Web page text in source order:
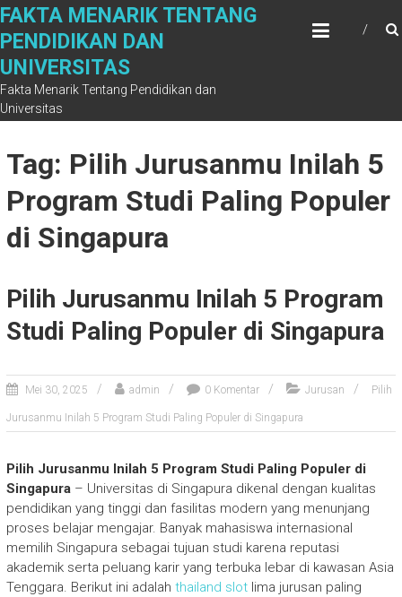
Skip
content
FAKTA MENARIK TENTANG
PENDIDIKAN DAN
UNIVERSITAS
Fakta Menarik Tentang Pendidikan dan
Universitas
Tag: Pilih Jurusanmu Inilah 5
Program Studi Paling Populer
di Singapura
Pilih Jurusanmu Inilah 5 Program
Studi Paling Populer di Singapura
Mei 30, 2025 admin 0 Komentar Jurusan Pilih
Jurusanmu Inilah 5 Program Studi Paling Populer di Singapura
Pilih Jurusanmu Inilah 5 Program Studi Paling Populer di
Singapura– Universitas di Singapura dikenal dengan kualitas
pendidikan yang tinggi dan fasilitas modern yang menunjang
proses belajar mengajar. Banyak mahasiswa internasional
memilih Singapura sebagai tujuan studi karena reputasi
akademik serta peluang karir yang terbuka lebar di kawasan Asia
Tenggara. Berikut ini adalah thailand slotlima jurusan paling